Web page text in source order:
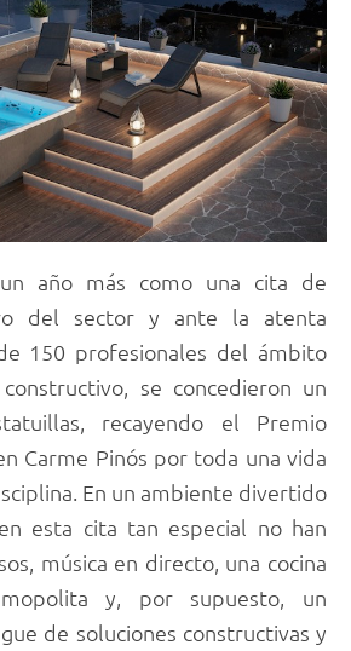
un año más como una cita de
del sector y ante la atenta
150 profesionales del ámbito
se concedieron un
recayendo el Premio
Carme Pinós por toda una vida
En un ambiente divertido
esta cita tan especial no han
música en directo, una cocina
y, por supuesto, un
de soluciones constructivas y